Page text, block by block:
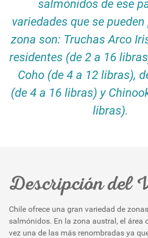
salmónidos de ese
variedades que se
zona son: Truchas Arco
residentes (de 2 a 16
Coho (de 4 a 12 libras),
(de 4 a 16 libras) y
libras).
Descripción del
Chile ofrece una gran variedad de
salmónidos. En la zona austral, el área
vez una de las más renombradas ya